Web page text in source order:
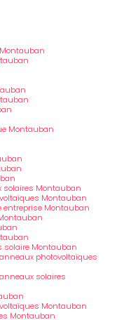
Montauban
Montauban
Montauban
entreprise Montauban
solaire Montauban
photovoltaïques
solaires
Montauban
Montauban